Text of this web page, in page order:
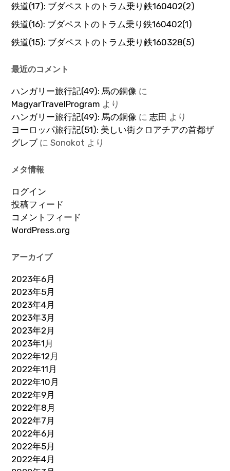
鉄道(17): ブダペストのトラム乗り鉄160402(2)
鉄道(16): ブダペストのトラム乗り鉄160402(1)
鉄道(15): ブダペストのトラム乗り鉄160328(5)
最近のコメント
ハンガリー旅行記(49): 馬の銅像 に
MagyarTravelProgram より
ハンガリー旅行記(49): 馬の銅像 に志田 より
ヨーロッパ旅行記(51): 美しい街クロアチアの首都ザ
グレブにSonokot より
メタ情報
ログイン
投稿フィード
コメントフィード
WordPress.org
アーカイブ
2023年6月
2023年5月
2023年4月
2023年3月
2023年2月
2023年1月
2022年12月
2022年11月
2022年10月
2022年9月
2022年8月
2022年7月
2022年6月
2022年5月
2022年4月